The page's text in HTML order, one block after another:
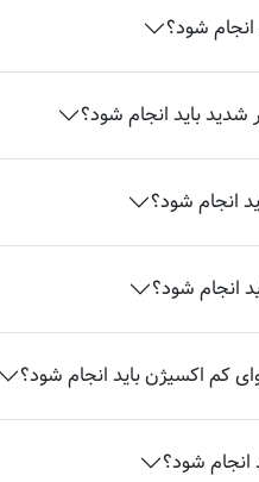
انجام شود؟
شدید باید انجام شود؟
انجام شود؟
انجام شود؟
کم اکسیژن باید انجام شود؟
انجام شود؟